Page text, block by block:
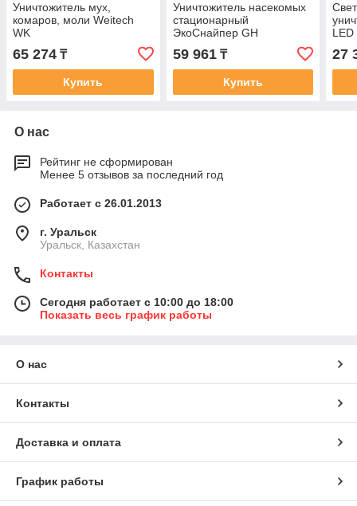
Уничтожитель мух,
комаров, моли Weitech
WK
65 274 ₸
Купить
Уничтожитель насекомых
стационарный
ЭкоСнайпер GH
59 961₸
Купить
LED
27
О нас
Рейтинг не сформирован
Менее 5 отзывов за последний год
Работает с 26.01.2013
г. Уральск
Уральск, Казахстан
Контакты
Сегодня работает с 10:00 до 18:00
Показать весь график работы
О нас
Контакты
Доставка и оплата
График работы